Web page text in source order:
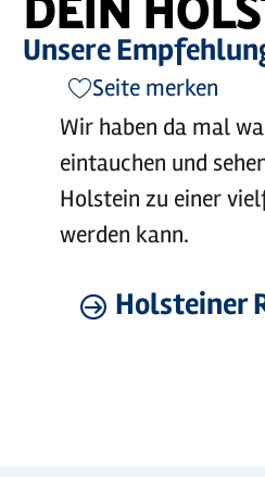
Unsere
Seite merken
Wir haben da mal
eintauchen und
Holstein zu einer
werden kann.
Holsteiner
Mehr
erfahren